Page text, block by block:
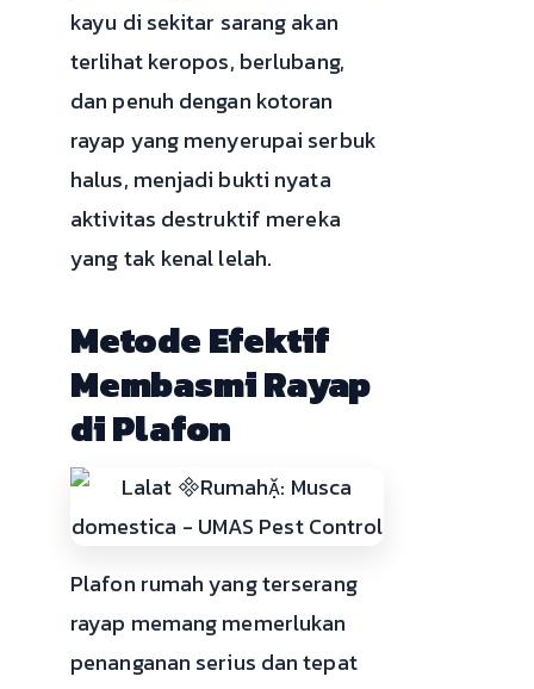
kayu di sekitar sarang akan
terlihat keropos, berlubang,
dan penuh dengan kotoran
rayap yang menyerupai serbuk
halus, menjadi bukti nyata
aktivitas destruktif mereka
yang tak kenal lelah.
Metode Efektif
Membasmi Rayap
di Plafon
Plafon rumah yang terserang
rayap memang memerlukan
penanganan serius dan tepat